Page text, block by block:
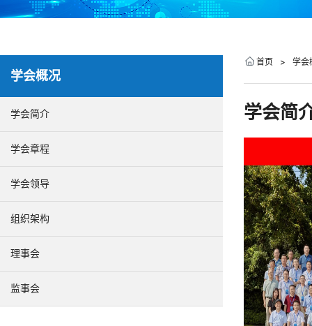
学会概况
学会简介
学会章程
学会领导
组织架构
理事会
监事会
首页 > 学会
学会简